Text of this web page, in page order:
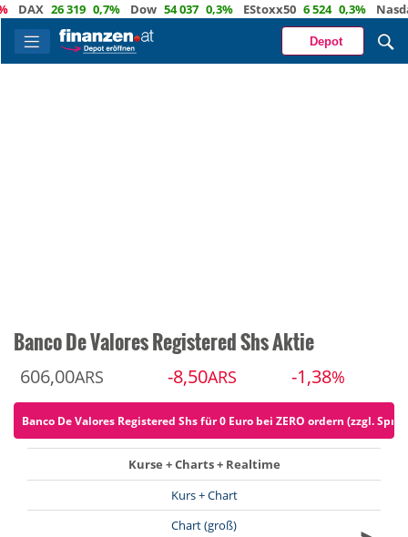
26 319 0,7% Dow 54 037 0,3% EStoxx50 6 524 0,3% Nasdaq
Depot
Banco De Valores Registered Shs Aktie
606,00ARS -8,50ARS -1,38%
Banco De Valores Registered Shs für 0 Euro bei ZERO ordern (zzgl.
Kurse + Charts + Realtime
Kurs + Chart
Chart (groß)